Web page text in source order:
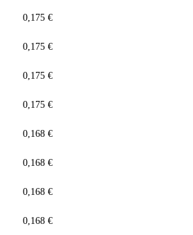
0,175 €
0,175 €
0,175 €
0,175 €
0,168 €
0,168 €
0,168 €
0,168 €